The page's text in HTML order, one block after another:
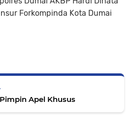
Forkompinda Kota Dumai
Apel Khusus